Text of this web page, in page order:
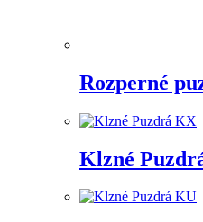
Rozperné
Klzné